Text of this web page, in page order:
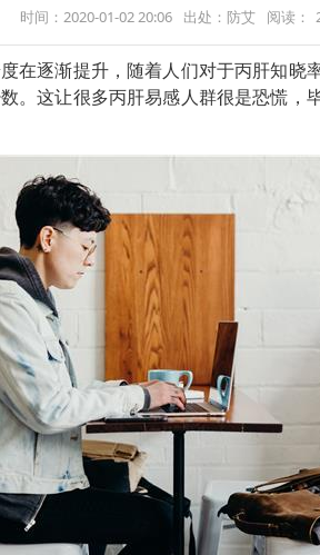
时间：2020-01-02 20:06 出处：防艾 阅读：
在逐渐提升，随着人们对于丙肝知晓
。这让很多丙肝易感人群很是恐慌